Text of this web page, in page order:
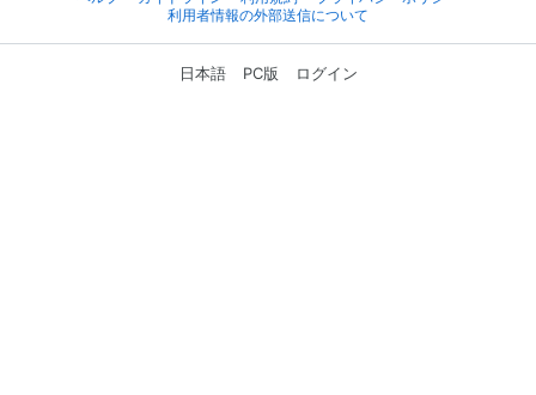
利用者情報の外部送信について
日本語 PC版 ログイン